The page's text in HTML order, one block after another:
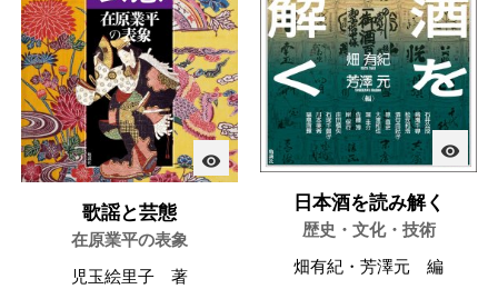
visibility
歌謡と芸態
在原業平の表象
児玉絵里子 著
visibility
日本酒を読み解く
歴史・文化・技術
畑有紀・芳澤元 編